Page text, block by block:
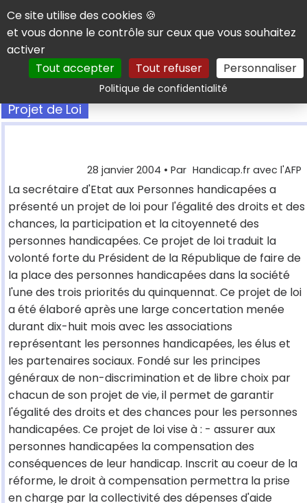
Panneau de gestion des cookies
Ce site utilise des cookies 🍪
et vous donne le contrôle sur ceux que vous souhaitez
activer
Tout accepter
Tout refuser Personnaliser
Politique de confidentialitéRechercher
Projet de Loi
28 janvier 2004 • Par Handicap.fr avec l'AFP
La secrétaire d'Etat aux Personnes handicapées a
présenté un projet de loi pour l'égalité des droits et des
chances, la participation et la citoyenneté des
personnes handicapées. Ce projet de loi traduit la
volonté forte du Président de la République de faire de
la place des personnes handicapées dans la société
l'une des trois priorités du quinquennat. Ce projet de loi
a été élaboré après une large concertation menée
durant dix-huit mois avec les associations
représentant les personnes handicapées, les élus et
les partenaires sociaux. Fondé sur les principes
généraux de non-discrimination et de libre choix par
chacun de son projet de vie, il permet de garantir
l'égalité des droits et des chances pour les personnes
handicapées. Ce projet de loi vise à : - assurer aux
personnes handicapées la compensation des
conséquences de leur handicap. Inscrit au coeur de la
réforme, le droit à compensation permettra la prise
en charge par la collectivité des dépenses d'aide